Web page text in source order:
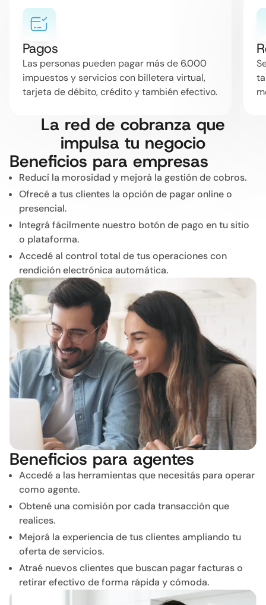
Pagos
Las personas pueden pagar más de 6.000
impuestos y servicios con billetera virtual,
tarjeta de débito, crédito y también efectivo.
La red de cobranza que
impulsa tu negocio
Beneficios para empresas
Reducí la morosidad y mejorá la gestión de cobros.
Ofrecé a tus clientes la opción de pagar online o
presencial.
Integrá fácilmente nuestro botón de pago en tu sitio
o plataforma.
Accedé al control total de tus operaciones con
rendición electrónica automática.
Beneficios para agentes
Accedé a las herramientas que necesitás para operar
como agente.
Obtené una comisión por cada transacción que
realices.
Mejorá la experiencia de tus clientes ampliando tu
oferta de servicios.
Atraé nuevos clientes que buscan pagar facturas o
retirar efectivo de forma rápida y cómoda.